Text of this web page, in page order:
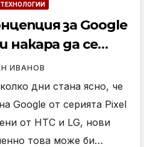
ТЕХНОЛОГИИ
за Google
накара да се
ИВАНОВ
дни стана ясно, че
Google от серията Pixel
от HTC и LG, нови
това може би…